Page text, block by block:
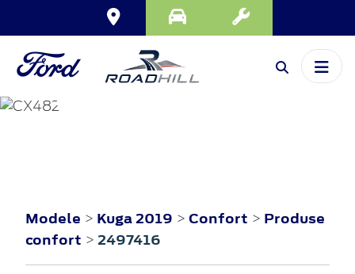
KUGA
Modele > Kuga 2019 > Confort > Produse
confort > 2497416